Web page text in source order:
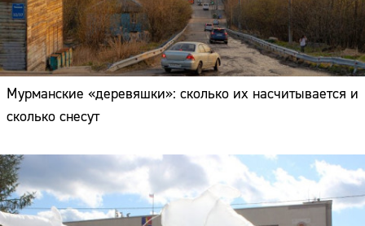
Мурманские «деревяшки»: сколько их насчитывается и
сколько снесут